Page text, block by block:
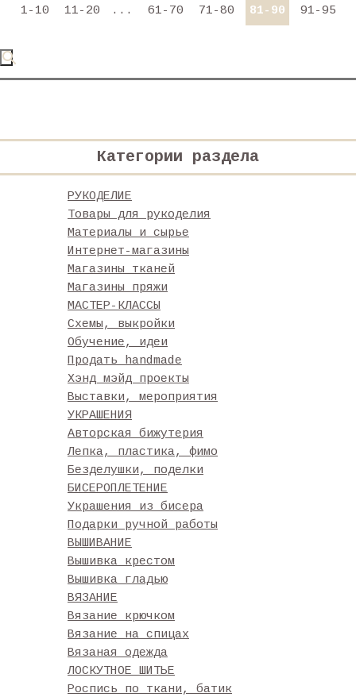
1-10 11-20 ... 61-70 71-80 81-90 91-95
Категории раздела
РУКОДЕЛИЕ
Товары для рукоделия
Материалы и сырье
Интернет-магазины
Магазины тканей
Магазины пряжи
МАСТЕР-КЛАССЫ
Схемы, выкройки
Обучение, идеи
Продать handmade
Хэнд мэйд проекты
Выставки, мероприятия
УКРАШЕНИЯ
Авторская бижутерия
Лепка, пластика, фимо
Безделушки, поделки
БИСЕРОПЛЕТЕНИЕ
Украшения из бисера
Подарки ручной работы
ВЫШИВАНИЕ
Вышивка крестом
Вышивка гладью
ВЯЗАНИЕ
Вязание крючком
Вязание на спицах
Вязаная одежда
ЛОСКУТНОЕ ШИТЬЕ
Роспись по ткани, батик